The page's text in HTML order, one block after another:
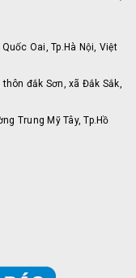
Oai, Tp.Hà Nội, Việt
đắk Sơn, xã Đắk Sắk,
Trung Mỹ Tây, Tp.Hồ